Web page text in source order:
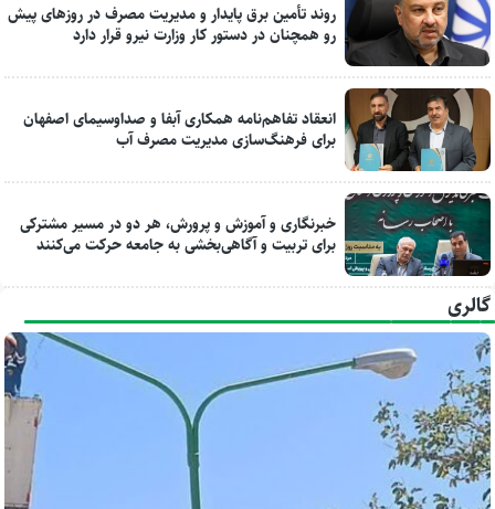
روند تأمین برق پایدار و مدیریت مصرف در روزهای پیش
رو همچنان در دستور کار وزارت نیرو قرار دارد
انعقاد تفاهم‌نامه همکاری آبفا و صداوسیمای اصفهان
برای فرهنگ‌سازی مدیریت مصرف آب
خبرنگاری و آموزش و پرورش، هر دو در مسیر مشترکی
برای تربیت و آگاهی‌بخشی به جامعه حرکت می‌کنند
گالری